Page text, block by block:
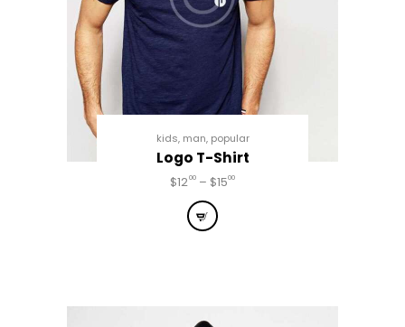
kids, man, popular
Logo T-Shirt
$1200– $1500